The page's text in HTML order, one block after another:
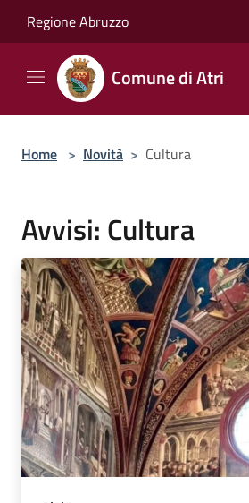
Regione Abruzzo
Comune di Atri
Home > Novità > Cultura
Avvisi: Cultura